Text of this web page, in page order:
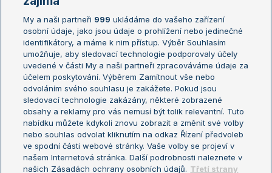
Žebříček ATP (muži)
Žebříček WTA (ženy)
Sázkařský žebříček
Australian Open
French Open
Wimbledon
US Open
Turnaj mistrů
Turnaj mistryň
Aktualní trendy
Fotbalové přestupy
Livesport Daily
My a naši partneři 999 ukládáme do vašeho zařízení
osobní údaje, jako jsou údaje o prohlížení nebo jedinečné
identifikátory, a máme k nim přístup. Výběr Souhlasím
umožňuje, aby sledovací technologie podporovaly účely
uvedené v části My a naši partneři zpracováváme údaje za
účelem poskytování. Výběrem Zamítnout vše nebo
odvoláním svého souhlasu je zakážete. Pokud jsou
sledovací technologie zakázány, některé zobrazené
obsahy a reklamy pro vás nemusí být tolik relevantní. Tuto
nabídku můžete kdykoli znovu zobrazit a změnit své volby
nebo souhlas odvolat kliknutím na odkaz Řízení předvoleb
ve spodní části webové stránky. Vaše volby se projeví v
našem Internetová stránka. Další podrobnosti naleznete v
našich Zásadách ochrany osobních údajů. Třetí strany